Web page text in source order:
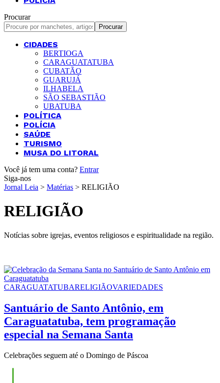
Procurar
CIDADES
BERTIOGA
CARAGUATATUBA
CUBATÃO
GUARUJÁ
ILHABELA
SÃO SEBASTIÃO
UBATUBA
POLÍTICA
POLÍCIA
SAÚDE
TURISMO
MUSA DO LITORAL
Você já tem uma conta? Entrar
Siga-nos
Jornal Leia > Matérias > RELIGIÃO
RELIGIÃO
Notícias sobre igrejas, eventos religiosos e espiritualidade na região.
CARAGUATATUBARELIGIÃOVARIEDADES
Santuário de Santo Antônio, em
Caraguatatuba, tem programação
especial na Semana Santa
Celebrações seguem até o Domingo de Páscoa